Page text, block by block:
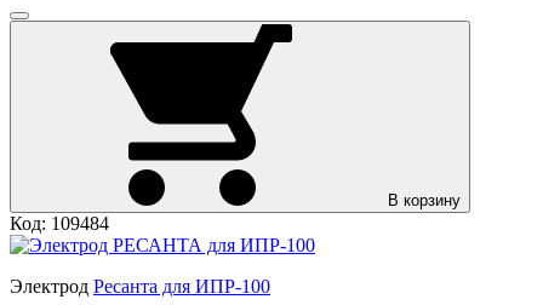
В корзину
Код: 109484
Электрод Ресанта для ИПР-100